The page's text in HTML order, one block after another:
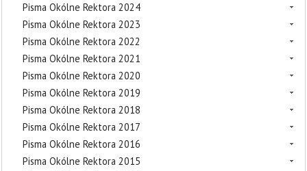
Pisma Okólne Rektora 2024
Pisma Okólne Rektora 2023
Pisma Okólne Rektora 2022
Pisma Okólne Rektora 2021
Pisma Okólne Rektora 2020
Pisma Okólne Rektora 2019
Pisma Okólne Rektora 2018
Pisma Okólne Rektora 2017
Pisma Okólne Rektora 2016
Pisma Okólne Rektora 2015